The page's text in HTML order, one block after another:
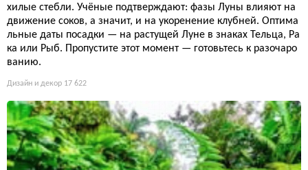
хилые стебли. Учёные подтверждают: фазы Луны влияют на
движение соков, а значит, и на укоренение клубней. Оптима
льные даты посадки — на растущей Луне в знаках Тельца, Ра
ка или Рыб. Пропустите этот момент — готовьтесь к разочаро
ванию.
Дизайн и декор 17 622